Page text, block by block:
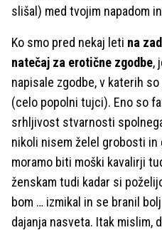
slišal) med tvojim napadom
Ko smo pred nekaj leti na
natečaj za erotične zgodbe,
napisale zgodbe, v katerih
(celo popolni tujci). Eno so
srhljivost stvarnosti
nikoli nisem želel grobosti in
moramo biti moški kavalirji
ženskam tudi kadar si
bom … izmikal in se branil
dajanja nasveta. Itak mislim,